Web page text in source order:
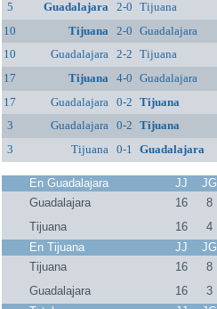
5
Guadalajara 2-0 Tijuana
10
Tijuana 2-0 Guadalajara
10
Guadalajara 2-2 Tijuana
17
Tijuana 4-0 Guadalajara
17
Guadalajara 0-2 Tijuana
3
Guadalajara 0-2 Tijuana
3
Tijuana 0-1 Guadalajara
En Guadalajara JJ JG
Guadalajara
16 8
Tijuana
16 4
En Tijuana
JJ JG
Tijuana
16 8
Guadalajara
16 3